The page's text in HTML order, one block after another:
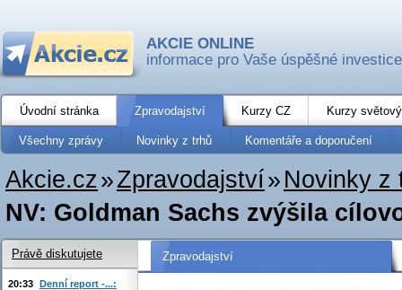
AKCIE ONLINE
informace pro Vaše úspěšné investice
Úvodní stránka Zpravodajství Kurzy CZ Kurzy
Všechny zprávy Novinky z trhů Komentáře a doporučení
Akcie.cz»Zpravodajství» Novinky z
NV: Goldman Sachs zvýšila
Zpravodajství
Právě diskutujete
20:33 Denní report -...: